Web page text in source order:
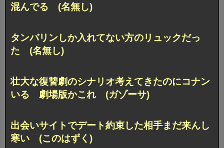
混んでる (名無し)
タンバリンしか入れてない方のリュックだっ
た (名無し)
壮大な復讐劇のシナリオ考えてきたのにコナン
いる 劇場版かこれ (ガゾーサ)
出会いサイトでデート約束した相手まだ来んし
寒い (このはずく)